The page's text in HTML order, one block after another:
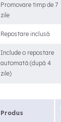
Promovare timp de 7
zile
Repostare inclusă
Include o repostare
automată (după 4
zile)
Produs